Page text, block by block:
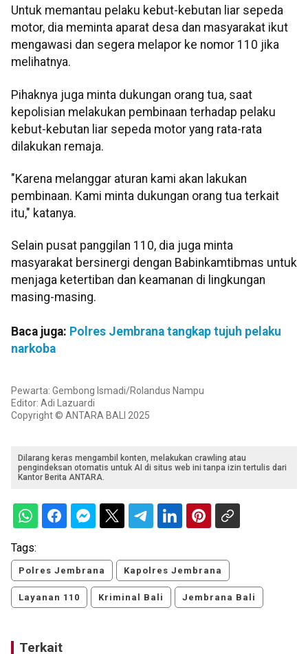
Untuk memantau pelaku kebut-kebutan liar sepeda
motor, dia meminta aparat desa dan masyarakat ikut
mengawasi dan segera melapor ke nomor 110 jika
melihatnya.
Pihaknya juga minta dukungan orang tua, saat
kepolisian melakukan pembinaan terhadap pelaku
kebut-kebutan liar sepeda motor yang rata-rata
dilakukan remaja.
"Karena melanggar aturan kami akan lakukan
pembinaan. Kami minta dukungan orang tua terkait
itu," katanya.
Selain pusat panggilan 110, dia juga minta
masyarakat bersinergi dengan Babinkamtibmas untuk
menjaga ketertiban dan keamanan di lingkungan
masing-masing.
Baca juga: Polres Jembrana tangkap tujuh pelaku
narkoba
Pewarta: Gembong Ismadi/Rolandus Nampu
Editor: Adi Lazuardi
Copyright © ANTARA BALI 2025
Dilarang keras mengambil konten, melakukan crawling atau
pengindeksan otomatis untuk AI di situs web ini tanpa izin tertulis dari
Kantor Berita ANTARA.
Tags:
Polres Jembrana Kapolres Jembrana
Layanan 110 Kriminal Bali Jembrana Bali
Terkait